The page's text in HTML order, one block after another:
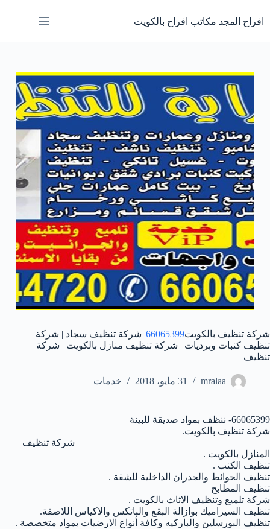
إلى
المحتوى
افراح المجد مكاتب افراح بالكويت
شركة تنظيف بالكويت66065399| شركة تنظيف سجاد | شركة
تنظيف كنبات وبرديات | شركة تنظيف منازل بالكويت | شركة
تنظيف
mralaa 31 مايو، 2018 خدمات
66065399- ننظف بمواد صديقة للبيئة
شركة تنظيف بالكويت.
شركة تنظيف
المنازل بالكويت .
تنظيف الكنب .
تنظيف الحوائط والجدران الداخلية للشقة .
تنظيف المطابح
شركة تلميع وتنظيف الاثاث بالكويت .
تنظيف السيراميك بوازالة البقع والباتكس والاكياس اللاصقة.
تنظيف البورسلين والباركيه وكافة أنواع الارضيات بمواد متخصصة .